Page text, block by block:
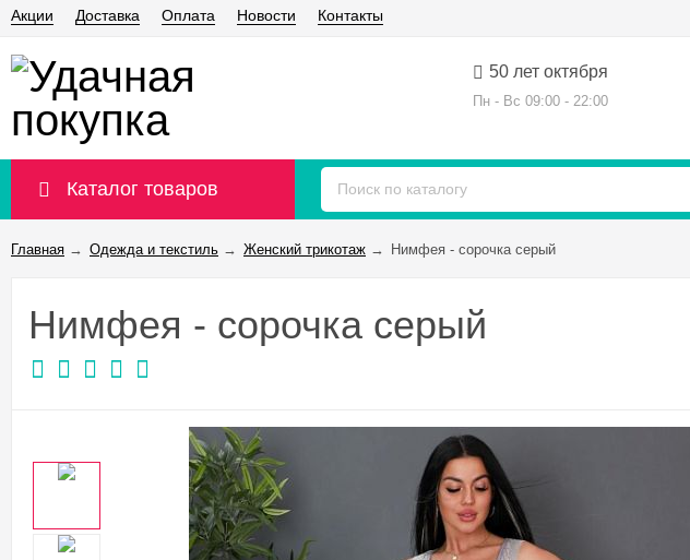
Акции Доставка Оплата Новости Контакты
50 лет октября
Пн - Вс 09:00 - 22:00
Каталог товаров
Главная → Одежда и текстиль → Женский трикотаж → Нимфея - сорочка серый
Нимфея - сорочка серый